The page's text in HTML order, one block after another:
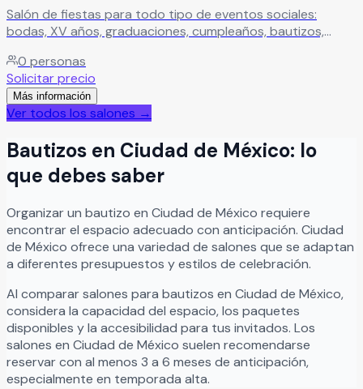
Salón de fiestas para todo tipo de eventos sociales:
bodas, XV años, graduaciones, cumpleaños, bautizos,
cualquier ocasión especial.
0 personas
Solicitar precio
Más información
Ver todos los salones →
Bautizos en Ciudad de México: lo
que debes saber
Organizarun bautizo en Ciudad de México requiere
encontrar el espacio adecuado con anticipación. Ciudad
de México ofrece una variedad de salones que se adaptan
a diferentes presupuestos y estilos de celebración.
Al comparar salones para bautizos en Ciudad de México,
considera la capacidad del espacio, los paquetes
disponibles y la accesibilidad para tus invitados. Los
salones en Ciudad de México suelen recomendarse
reservar con al menos 3 a 6 meses de anticipación,
especialmente en temporada alta.